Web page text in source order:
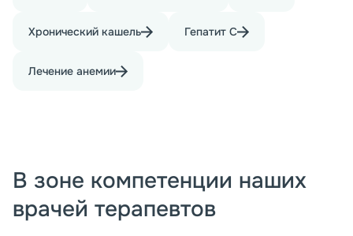
Хронический кашель Гепатит С
Лечение анемии
В зоне компетенции наших
врачей терапевтов